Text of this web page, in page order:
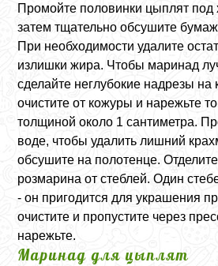
Промойте половинки цыплят под
затем тщательно обсушите
При необходимости удалите
излишки жира. Чтобы маринад
сделайте неглубокие надрезы на
очистите от кожуры и нарежьте
толщиной около 1 сантиметра.
воде, чтобы удалить лишний
обсушите на полотенце.
розмарина от стеблей. Один
- он пригодится для украшения
очистите и пропустите через
нарежьте.
Маринад для цыплят